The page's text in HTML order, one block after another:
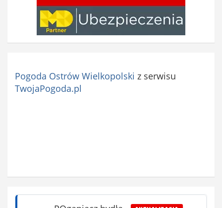
Pogoda Ostrów Wielkopolski z serwisu
TwojaPogoda.pl